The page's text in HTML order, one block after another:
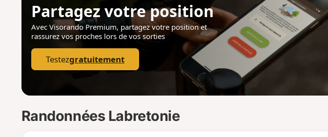
Partagez votre position
Avec Visorando Premium, partagez votre positionet
rassurez vos proches lors de vos sorties
Testezgratuitement
Randonnées Labretonie